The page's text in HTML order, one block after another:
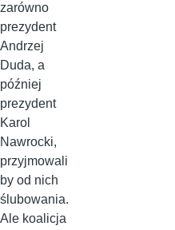
zarówno
prezydent
Andrzej
Duda, a
później
prezydent
Karol
Nawrocki,
przyjmowali
by od nich
ślubowania.
Ale koalicja